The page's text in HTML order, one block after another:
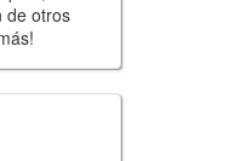
de otros